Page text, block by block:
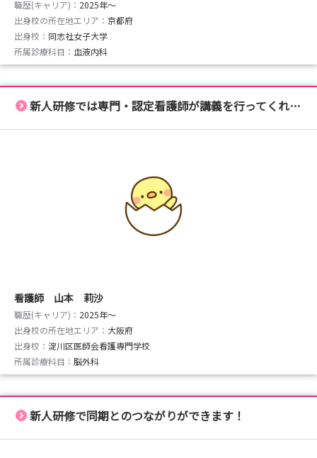
職歴(キャリア)： 2025年〜
出身校の所在地エリア： 京都府
出身校： 同志社女子大学
所属診療科目： 血液内科
新人研修では専門・認定看護師が講義を行ってくれます！
看護師 山本 莉沙
職歴(キャリア)： 2025年〜
出身校の所在地エリア： 大阪府
出身校： 淀川区医師会看護専門学校
所属診療科目： 脳外科
新人研修で同期とのつながりができます！